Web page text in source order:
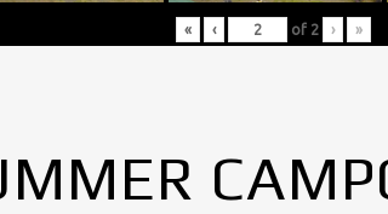
« ‹ of 2 › »